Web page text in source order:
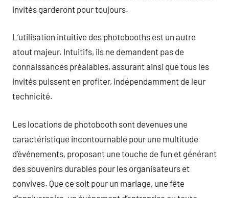
invités garderont pour toujours.
L’utilisation intuitive des photobooths est un autre
atout majeur. Intuitifs, ils ne demandent pas de
connaissances préalables, assurant ainsi que tous les
invités puissent en profiter, indépendamment de leur
technicité.
Les locations de photobooth sont devenues une
caractéristique incontournable pour une multitude
d’événements, proposant une touche de fun et générant
des souvenirs durables pour les organisateurs et
convives. Que ce soit pour un mariage, une fête